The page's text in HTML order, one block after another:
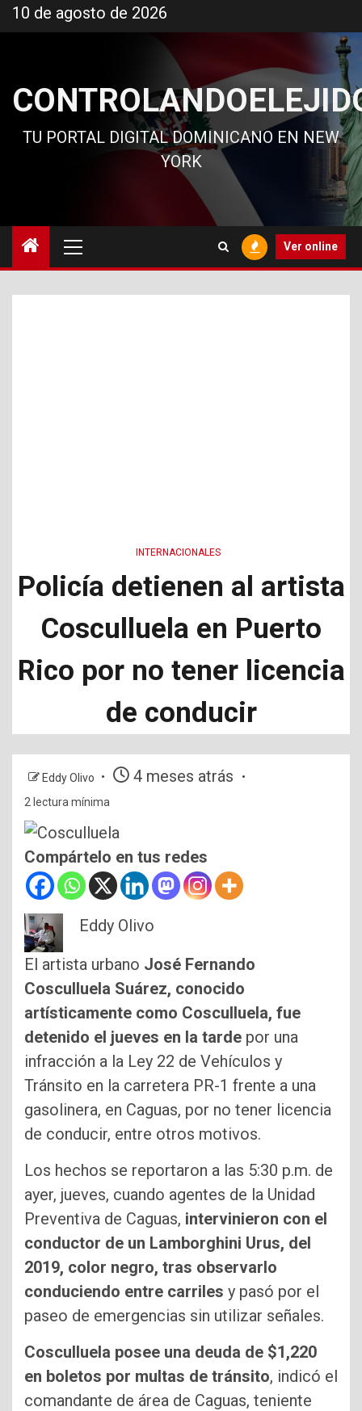
al
10 de agosto de 2026
TU PORTAL DIGITAL DOMINICANO EN NEW
YORK
principal
Ver online
INTERNACIONALES
Policía detienen al artista
Cosculluela en Puerto
Rico por no tener licencia
de conducir
Eddy Olivo 4 meses atrás
2 lectura mínima
Compártelo en tus redes
Eddy Olivo
El artista urbano José Fernando
Cosculluela Suárez, conocido
artísticamente como Cosculluela, fue
detenido el jueves en la tarde por una
infracción a la Ley 22 de Vehículos y
Tránsito en la carretera PR-1 frente a una
gasolinera, en Caguas, por no tener licencia
de conducir, entre otros motivos.
Los hechos se reportaron a las 5:30 p.m. de
ayer, jueves, cuando agentes de la Unidad
Preventiva de Caguas, intervinieron con el
conductor de un Lamborghini Urus, del
2019, color negro, tras observarlo
conduciendo entre carriles y pasó por el
paseo de emergencias sin utilizar señales.
Cosculluela posee una deuda de $1,220
en boletos por multas de tránsito, indicó el
comandante de área de Caguas, teniente